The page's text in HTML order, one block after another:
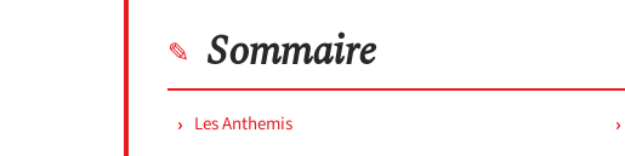
Sommaire
Les Anthemis